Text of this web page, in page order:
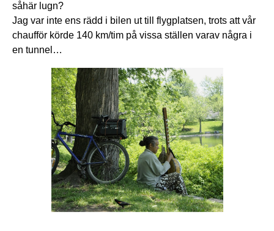
såhär lugn?
Jag var inte ens rädd i bilen ut till flygplatsen, trots att vår
chaufför körde 140 km/tim på vissa ställen varav några i
en tunnel…